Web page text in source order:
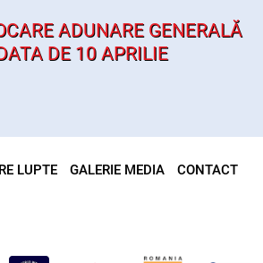
ADUNARE GENERALĂ
DE 10 APRILIE
LUPTE GALERIE MEDIA CONTACT